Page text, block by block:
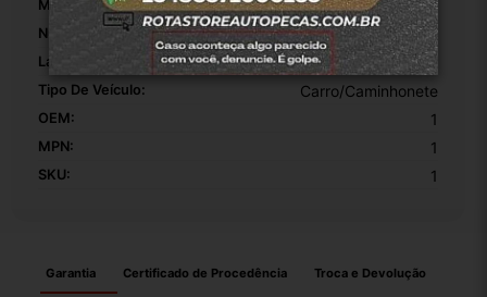
Marca: Nissan
Número De Peça: 1319e41la
Lado: Direito
Tipo De Veículo: Carro/Caminhonete
OEM: 1
MPN: 1
SKU: 1
Garantia Certificado de Procedência Troca e Devolução